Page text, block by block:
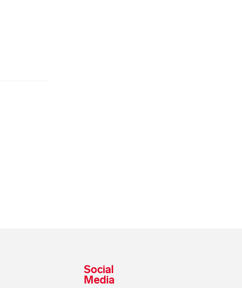
Social
Media